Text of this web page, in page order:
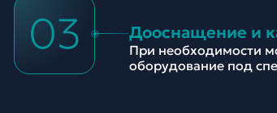
03 Дооснащение и
При необходимости
оборудование под